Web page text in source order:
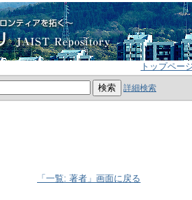
トップペー
詳細検索
「一覧: 著者」画面に戻る